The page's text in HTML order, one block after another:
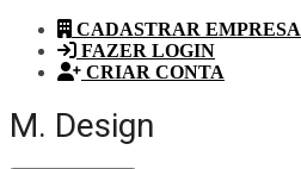
CADASTRAR EMPRESA
FAZER LOGIN
CRIAR CONTA
M. Design